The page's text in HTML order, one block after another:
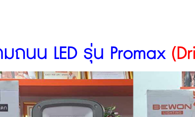
มถนน LED รุ่น Promax